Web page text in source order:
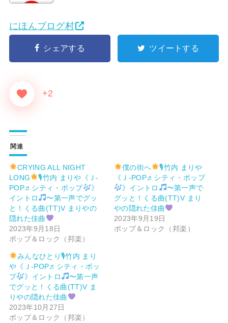
にほんブログ村
シェアする ツイートする
+2
関連
CRYING ALL NIGHT
LONG
🎙竹内 まりや《Ｊ-
POP♬シティ・ポップ
》
イントロ
〜第一声でグッ
と！くる曲(TT)V まりやの
隠れた佳曲
2023年9月18日
ポップ＆ロック（邦楽）
僕の街へ
🎙竹内 まりや
《Ｊ-POP♬シティ・ポップ
》イントロ
〜第一声で
グッと！くる曲(TT)V まり
やの隠れた佳曲
2023年9月19日
ポップ＆ロック（邦楽）
みんなひとり🎙竹内 まり
や《Ｊ-POP♬シティ・ポッ
プ
》イントロ
〜第一声
でグッと！くる曲(TT)V ま
りやの隠れた佳曲
2023年10月27日
ポップ＆ロック（邦楽）